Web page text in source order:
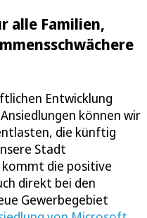
alle Familien,
Entwicklung
können wir
die künftig
Stadt
die positive
direkt bei den
Gewerbegebiet